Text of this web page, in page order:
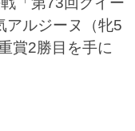
アルジーヌ（牝5
賞2勝目を手に